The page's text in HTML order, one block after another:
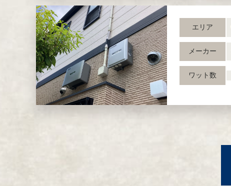
エリア
メーカー
ワット数